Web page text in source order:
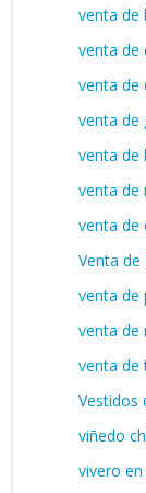
venta de
venta de
venta de
venta de
venta de
venta de
venta de
Venta de
venta de
venta de
venta de
Vestidos
viñedo
vivero en